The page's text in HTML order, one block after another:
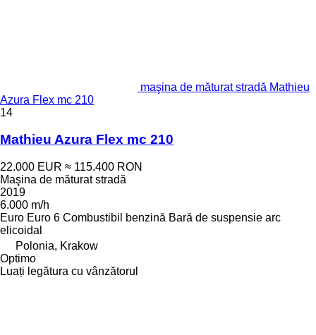
maşina de măturat stradă Mathieu
Azura Flex mc 210
14
Mathieu Azura Flex mc 210
22.000 EUR ≈ 115.400 RON
Maşina de măturat stradă
2019
6.000 m/h
Euro Euro 6 Combustibil benzină Bară de suspensie arc
elicoidal
Polonia, Krakow
Optimo
Luați legătura cu vânzătorul